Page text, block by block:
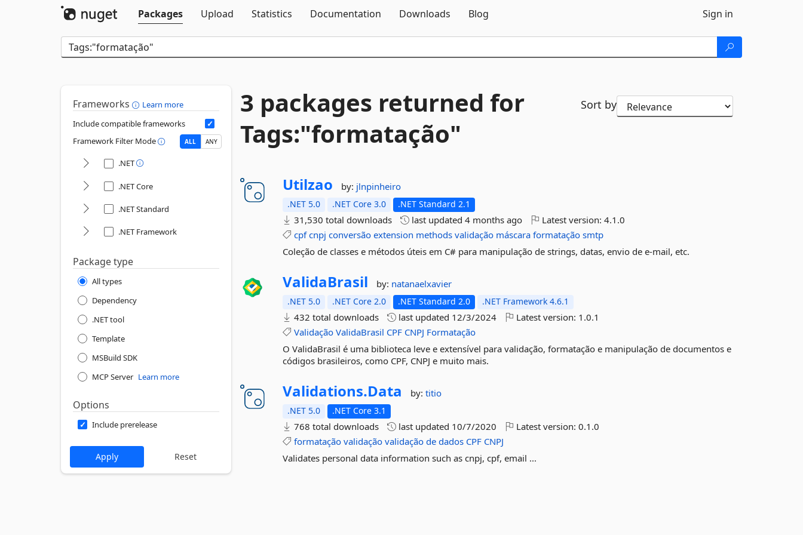
Packages
Upload Statistics Documentation Downloads Blog Sign in
Frameworks
Learn more
Include compatible frameworks
Framework Filter Mode
ALL ANY
.NET
.NET Core
.NET Standard
.NET Framework
Package type
All types
Dependency
.NET tool
Template
MSBuild SDK
MCP Server Learn more
Options
Include prerelease
3 packages returned for
Tags:"formatação"
Sort by
Utilzao by: jlnpinheiro
.NET 5.0 .NET Core 3.0 .NET Standard 2.1
31,530 total downloads last updated4 months ago Latest version:4.1.0
cpf cnpj conversão extension methods validação máscara formatação smtp
Coleção de classes e métodos úteis em C# para manipulação de strings, datas, envio de e-mail, etc.
ValidaBrasil by: natanaelxavier
.NET 5.0 .NET Core 2.0 .NET Standard 2.0 .NET Framework 4.6.1
432 total downloads last updated 12/3/2024 Latest version: 1.0.1
Validação ValidaBrasil CPF CNPJ Formatação
O ValidaBrasil é uma biblioteca leve e extensível para validação, formatação e manipulação de documentos e
códigos brasileiros, como CPF, CNPJ e muito mais.
Validations.Data by:titio
.NET 5.0 .NET Core 3.1
768 total downloads last updated 10/7/2020 Latest version:0.1.0
formatação validação validação de dados CPF CNPJ
Validates personal data information such as cnpj, cpf, email ...